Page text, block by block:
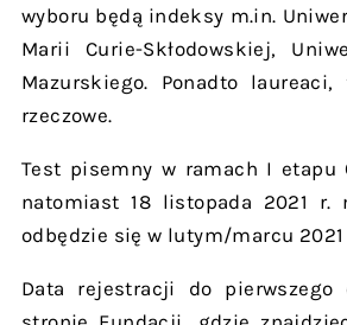
wyboru będą indeksy m.in.
Marii Curie-Skłodowskiej,
Mazurskiego. Ponadto
rzeczowe.
Test pisemny w ramach I
natomiast 18 listopada 2021
odbędzie się w lutym/marcu 2021
Data rejestracji do